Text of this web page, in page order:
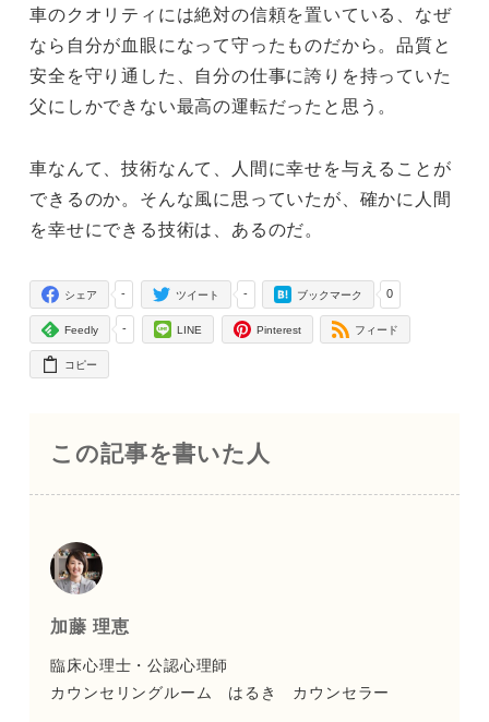
車のクオリティには絶対の信頼を置いている、なぜ
なら自分が血眼になって守ったものだから。品質と
安全を守り通した、自分の仕事に誇りを持っていた
父にしかできない最高の運転だったと思う。
車なんて、技術なんて、人間に幸せを与えることが
できるのか。そんな風に思っていたが、確かに人間
を幸せにできる技術は、あるのだ。
-
シェア -
ツイート 0
ブックマーク
-
Feedly LINE Pinterest フィード
コピー
この記事を書いた人
加藤 理恵
臨床心理士・公認心理師
カウンセリングルーム はるき カウンセラー